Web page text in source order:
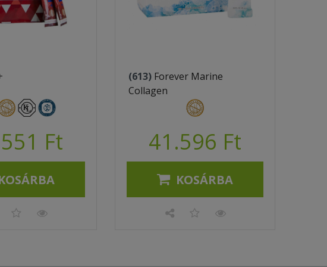
Ft
(613) Forever Marine
Collagen
41.596 Ft
KOSÁRBA